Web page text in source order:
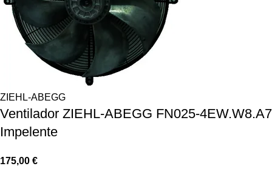
ZIEHL-ABEGG
Ventilador ZIEHL-ABEGG FN025-4EW.W8.A7
Impelente
175,00 €